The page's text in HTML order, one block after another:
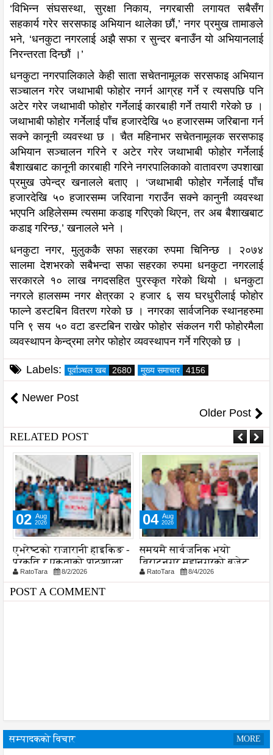
‘विभिन्न संघसस्था, सुरक्षा निकाय, नगरबासी लगायत सबैसँग
सहकार्य गरेर सरसफाइ अभियान थालेका छौं,’ नगर प्रमुख तामाङले
भने, ‘धनकुटा नगरलाई अझै सफा र सुन्दर बनाउँन यो अभियानलाई
निरन्तरता दिन्छौं ।’
धनकुटा नगरपालिकाले केही साता सचेतनामूलक सरसफाइ अभियान
सञ्चालन गरेर जथाभाबी फोहोर नगर्न आग्रह गर्ने र त्यसपछि पनि
अटेर गरेर जथाभावी फोहोर गर्नेलाई कारबाही गर्ने तयारी गरेको छ ।
जथाभाबी फोहोर गर्नेलाई पाँच हजारदेखि ५० हजारसम्म जरिबाना गर्न
सक्ने कानूनी व्यवस्था छ । चैत महिनाभर सचेतनामूलक सरसफाइ
अभियान सञ्चालन गरिने र अटेर गरेर जथाभाबी फोहोर गर्नेलाई
बैशाखबाट कानूनी कारबाही गरिने नगरपालिकाको वातावरण उपशाखा
प्रमुख उपेन्द्र खनालले बताए । ‘जथाभाबी फोहोर गर्नेलाई पाँच
हजारदेखि ५० हजारसम्म जरिवाना गराउँन सक्ने कानुनी व्यवस्था
भएपनि अहिलेसम्म त्यसमा कडाइ गरिएको थिएन, तर अब बैशाखबाट
कडाइ गरिन्छ,’ खनालले भने ।
धनकुटा नगर, मुलुककै सफा सहरका रुपमा चिनिन्छ । २०७४
सालमा देशभरको सबैभन्दा सफा सहरका रुपमा धनकुटा नगरलाई
सरकारले १० लाख नगदसहित पुरस्कृत गरेको थियो । धनकुटा
नगरले हालसम्म नगर क्षेत्रका २ हजार ६ सय घरधुरीलाई फोहोर
फाल्ने डस्टबिन वितरण गरेको छ । नगरका सार्वजनिक स्थानहरुमा
पनि ९ सय ५० वटा डस्टबिन राखेर फोहोर संकलन गरी फोहोरमैला
व्यवस्थापन केन्द्रमा लगेर फोहोर व्यवस्थापन गर्ने गरिएको छ ।
Labels: पूर्वाञ्चल खब 2680 मुख्य समाचार 4156
Newer Post
Older Post
RELATED POST
-
04 Aug
2026
समयमै सार्वजनिक भयो
विराटनगर महानगरको बजेट
पुस्तिका, कार्यान्वयन प्रक्रिया
पनि सुरु
RatoTara 8/4/2026
04 Aug
2026
लागू औषध नियन्त्रणमा
विद्यालय स्तरबाटै अभियान
शुरु
RatoTara 8/4/2026
POST A COMMENT
सम्पादकको विचार MORE